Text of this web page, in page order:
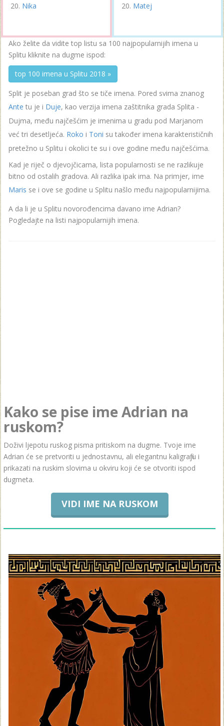
Nika Matej
Ako želite da vidite top listu sa 100 najpopularnijih imena u
Splitu kliknite na dugme ispod:
top 100 imena u Splitu 2018 »
Split je poseban grad što se tiče imena. Pored svima znanog
Ante tu je i Duje, kao verzija imena zaštitnika grada Splita -
Dujma, među najčešćim je imenima u gradu pod Marjanom
već tri desetljeća. Roko i Toni su također imena karakterističnih
pretežno u Splitu i okolici te su i ove godine među najčešćima.
Kad je riječ o djevojčicama, lista popularnosti se ne razlikuje
bitno od ostalih gradova. Ali razlika ipak ima. Na primjer, ime
Maris se i ove se godine u Splitu našlo među najpopularnijima.
A da li je u Splitu novorođencima davano ime Adrian?
Pogledajte na listi najpopularnijih imena.
Kako se pise ime Adrian na
ruskom?
Doživi ljepotu ruskog pisma pritiskom na dugme. Tvoje ime
Adrian će se pretvoriti u jednostavnu, ali elegantnu kaligrafiju i
prikazati na ruskim slovima u okviru koji će se otvoriti ispod
dugmeta.
VIDI IME NA RUSKOM